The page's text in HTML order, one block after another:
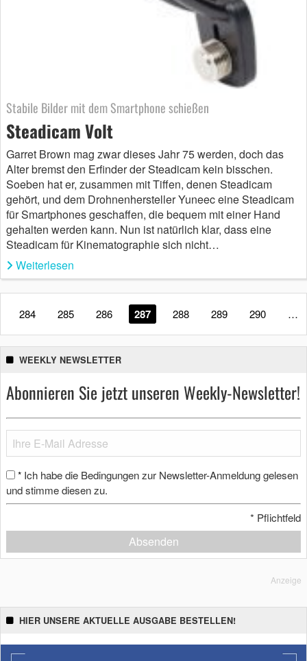
Stabile Bilder mit dem Smartphone schießen
Steadicam Volt
Garret Brown mag zwar dieses Jahr 75 werden, doch das
Alter bremst den Erfinder der Steadicam kein bisschen.
Soeben hat er, zusammen mit Tiffen, denen Steadicam
gehört, und dem Drohnenhersteller Yuneec eine Steadicam
für Smartphones geschaffen, die bequem mit einer Hand
gehalten werden kann. Nun ist natürlich klar, dass eine
Steadicam für Kinematographie sich nicht…
Weiterlesen
284 285 286 287 288 289 290 …
WEEKLY NEWSLETTER
Abonnieren Sie jetzt unseren Weekly-Newsletter!
* Ich habe die Bedingungen zur Newsletter-Anmeldung gelesen
und stimme diesen zu.
* Pflichtfeld
Absenden
Anzeige
HIER UNSERE AKTUELLE AUSGABE BESTELLEN!